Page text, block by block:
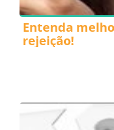
Entenda
rejeição!